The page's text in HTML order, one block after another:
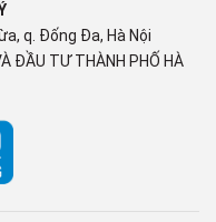
q. Đống Đa, Hà Nội
ĐẦU TƯ THÀNH PHỐ HÀ